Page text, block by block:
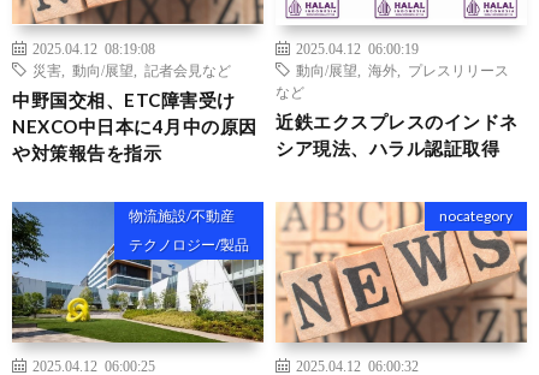
2025.04.12 08:19:08
災害
動向/展望 記者会見など
中野国交相、ETC障害受け
NEXCO中日本に4月中の原因
や対策報告を指示
2025.04.12 06:00:19
動向/展望
海外
プレスリリース
など
近鉄エクスプレスのインドネ
シア現法、ハラル認証取得
物流施設/不動産
テクノロジー/製品
2025.04.12 06:00:25
nocategory
2025.04.12 06:00:32